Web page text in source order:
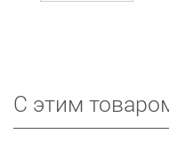
С этим